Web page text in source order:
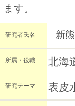
ます。
研究者氏名 新
所属・役職 北海
研究テーマ 表皮